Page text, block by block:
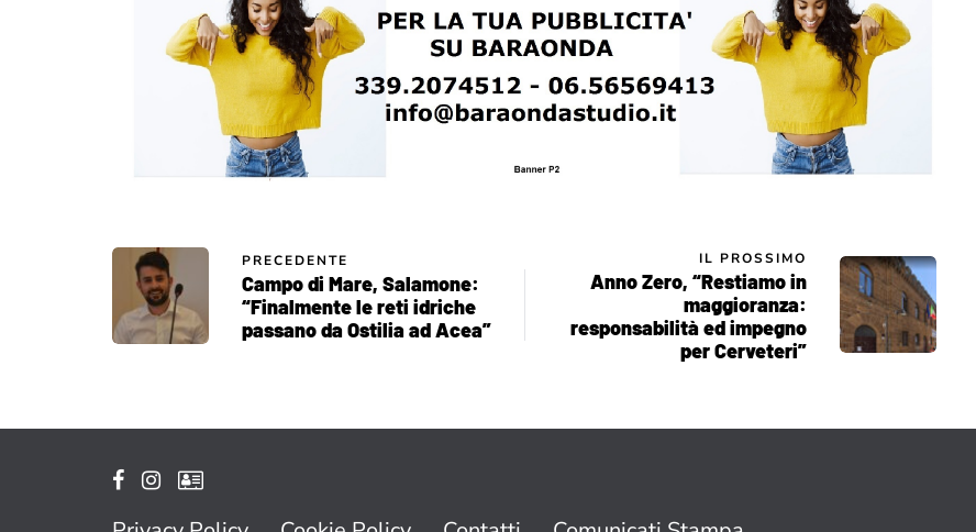
PRECEDENTE
Campo di Mare, Salamone:
“Finalmente le reti idriche
passano da Ostilia ad Acea”
IL PROSSIMO
Anno Zero, “Restiamo in
maggioranza:
responsabilità ed impegno
per Cerveteri”